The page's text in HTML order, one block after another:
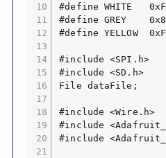
#define WHITE
#define GREY
#define YELLOW
#include <SPI.h>
#include <SD.h>
File dataFile;
#include <Wire.h>
#include
#include